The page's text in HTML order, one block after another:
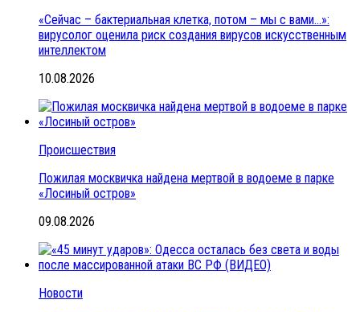
«Сейчас – бактериальная клетка, потом – мы с вами…»:
вирусолог оценила риск создания вирусов искусственным
интеллектом
10.08.2026
Происшествия
Пожилая москвичка найдена мертвой в водоеме в парке
«Лосиный остров»
09.08.2026
Новости